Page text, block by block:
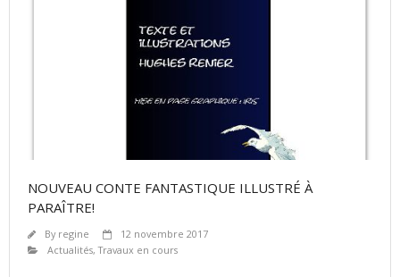
NOUVEAU CONTE FANTASTIQUE ILLUSTRÉ À
PARAÎTRE!
By regine
12 novembre 2017
Actualités,Travaux en cours